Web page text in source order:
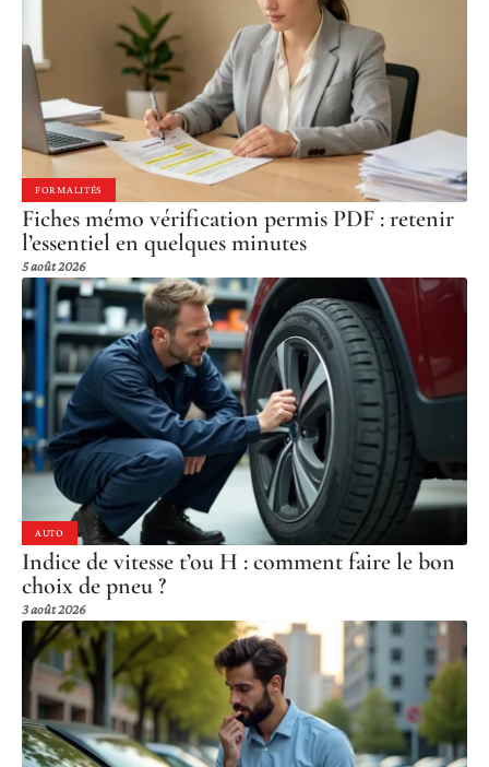
FORMALITÉS
Fiches mémo vérification permis PDF : retenir
l’essentiel en quelques minutes
5 août 2026
AUTO
Indice de vitesse t’ou H : comment faire le bon
choix de pneu ?
3 août 2026